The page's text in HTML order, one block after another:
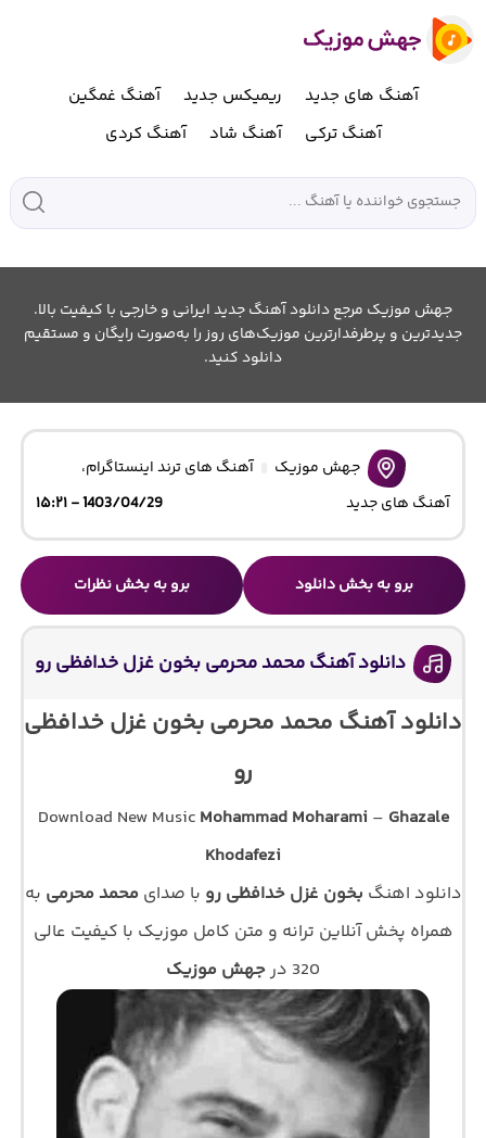
آهنگ های جدید ریمیکس جدید
آهنگ غمگین
آهنگ ترکی
آهنگ شاد آهنگ کردی
جهش موزیک مرجع دانلود آهنگ جدید ایرانی و خارجی با کیفیت بالا.
جدیدترین و پرطرفدارترین موزیک‌های روز را به‌صورت رایگان و مستقیم
دانلود کنید.
جهش موزیک آهنگ های ترند اینستاگرام،
آهنگ های جدید
1403/04/29 - ۱۵:۲۱
برو به بخش دانلود برو به بخش نظرات
دانلود آهنگ محمد محرمی بخون غزل خدافظی رو
دانلود آهنگ محمد محرمی بخون غزل خدافظی
رو
Download New Music Mohammad Moharami – Ghazale
Khodafezi
دانلود اهنگ بخون غزل خدافظی رو با صدایمحمد محرمی به
همراه پخش آنلاین ترانه و متن کامل موزیک با کیفیت عالی
320 در
جهش موزیک